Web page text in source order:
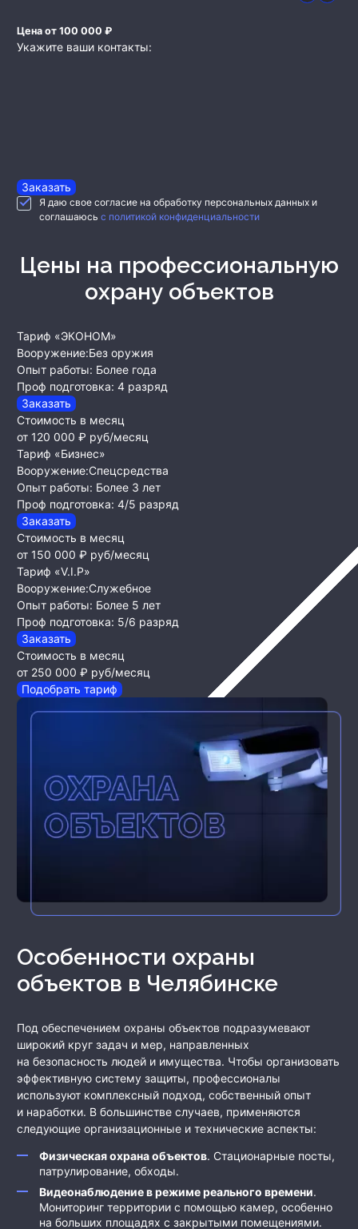
Цена от 100 000 ₽
Укажите ваши контакты:
Заказать
Я даю свое согласие на обработку персональных данных и
соглашаюсь с политикой конфиденциальности
Цены на профессиональную
охрану объектов
Тариф «ЭКОНОМ»
Вооружение:Без оружия
Опыт работы: Более года
Проф подготовка: 4 разряд
Заказать
Стоимость в месяц
от 120 000 ₽ руб/месяц
Тариф «Бизнес»
Вооружение:Спецсредства
Опыт работы: Более 3 лет
Проф подготовка: 4/5 разряд
Заказать
Стоимость в месяц
от 150 000 ₽ руб/месяц
Тариф «V.I.P»
Вооружение:Служебное
Опыт работы: Более 5 лет
Проф подготовка: 5/6 разряд
Заказать
Стоимость в месяц
от 250 000 ₽ руб/месяц
Подобрать тариф
Особенности охраны
объектов в Челябинске
Под обеспечением охраны объектов подразумевают
широкий круг задач и мер, направленных
на безопасность людей и имущества. Чтобы организовать
эффективную систему защиты, профессионалы
используют комплексный подход, собственный опыт
и наработки. В большинстве случаев, применяются
следующие организационные и технические аспекты:
Физическая охрана объектов. Стационарные посты,
патрулирование, обходы.
Видеонаблюдение в режиме реального времени.
Мониторинг территории с помощью камер, особенно
на больших площадях с закрытыми помещениями.